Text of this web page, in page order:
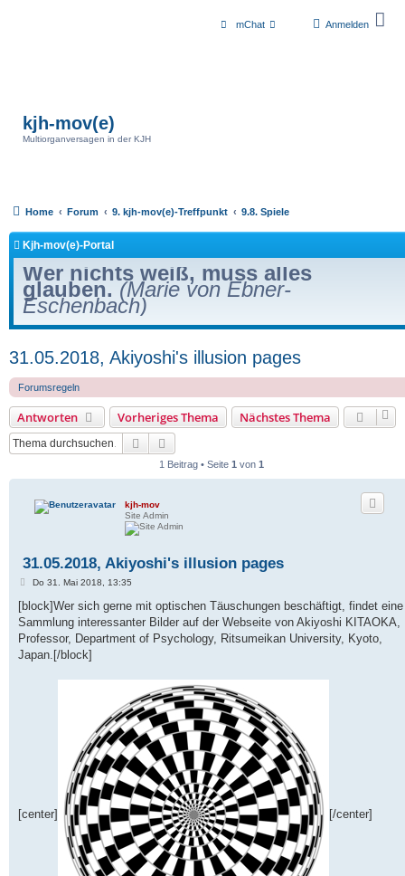
Anmelden
mChat
kjh-mov(e)
Multiorganversagen in der KJH
Home Forum 9. kjh-mov(e)-Treffpunkt 9.8. Spiele
Kjh-mov(e)-Portal
Wer nichts weiß, muss alles
glauben. (Marie von Ebner-
Eschenbach)
31.05.2018, Akiyoshi's illusion pages
Forumsregeln
Antworten Vorheriges Thema
Nächstes Thema
Suche
1 Beitrag • Seite 1 von 1
kjh-mov
Site Admin
31.05.2018, Akiyoshi's illusion pages
B
i
r
a
Do 31. Mai 2018, 13:35
[block]Wer sich gerne mit optischen Täuschungen beschäftigt, findet eine
Sammlung interessanter Bilder auf der Webseite von Akiyoshi KITAOKA,
Professor, Department of Psychology, Ritsumeikan University, Kyoto,
Japan.[/block]
[center] [/center]